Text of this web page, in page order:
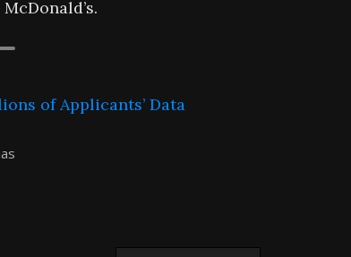
of Applicants’ Data